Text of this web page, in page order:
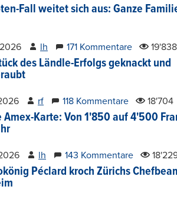
Fall weitet sich aus: Ganze
lh 171 Kommentare 19'838
des Ländle-Erfolgs geknackt und
rf 118 Kommentare 18'704
Amex-Karte: Von 1'850 auf 4'500
lh 143 Kommentare
Péclard kroch Zürichs